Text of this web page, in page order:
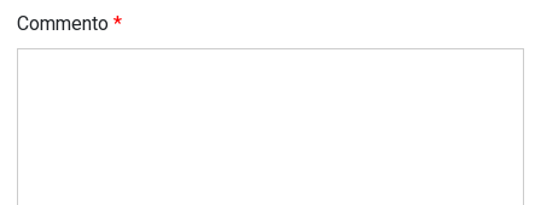
Commento *